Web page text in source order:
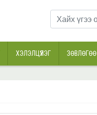
ХЭЛЭЛЦҮҮЛЭГ ЗӨВЛӨГӨӨ